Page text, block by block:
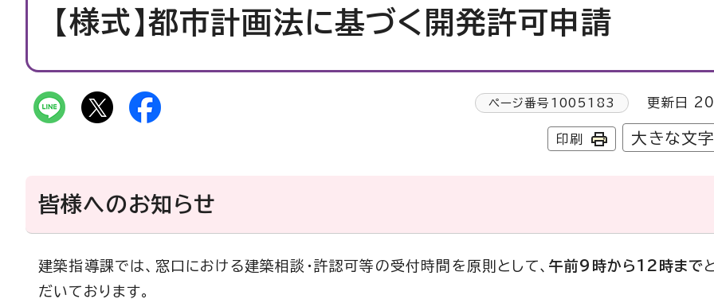
【様式】都市計画法に基づく開発許可申請
ページ番号 1005183 更新日
印刷 大きな文
皆様へのお知らせ
建築指導課では、窓口における建築相談・許認可等の受付時間を原則として、午前9時から12時まで
だいております。